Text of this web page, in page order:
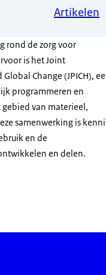
Artikelen
rond de zorg voor
is hetJoint
Change (JPICH),
programmeren en
van materieel,
samenwerking is
en de
en delen.